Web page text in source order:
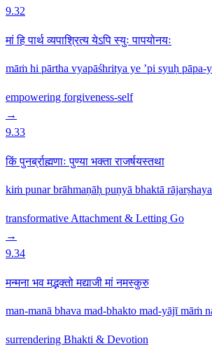
9.32
मां हि पार्थ व्यपाश्रित्य येऽपि स्युः पापयोनयः
māṁ hi pārtha vyapāśhritya ye ’pi syuḥ pāpa-
empowering forgiveness-self
→
9.33
किं पुनर्ब्राह्मणाः पुण्या भक्ता राजर्षयस्तथा
kiṁ punar brāhmaṇāḥ puṇyā bhaktā
transformative Attachment & Letting Go
→
9.34
मन्मना भव मद्भक्तो मद्याजी मां नमस्कुरु
man-manā bhava mad-bhakto mad-yājī māṁ
surrendering Bhakti & Devotion